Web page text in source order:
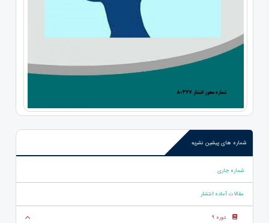
شماره های پیشین نشریه
شماره جاری
مقالات آماده انتشار
دوره 9